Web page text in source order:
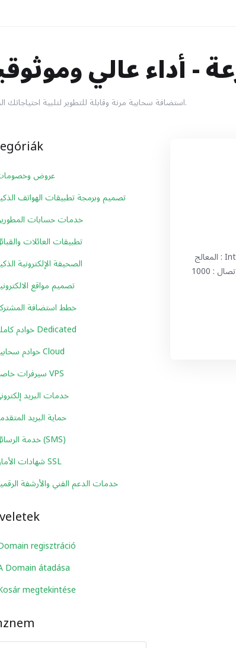
- أداء عالي
استضافة سحابية مرنة وقابلة للتطوير لتلبية احتياجاتك المُتغيرة.
عروض
تصميم وبرمجة تطبيقات الهواتف
خدمات حسابات
تطبيقات العائلات
الصحيفة الإلكترونية
تصميم مواقع
خطط استضافة
خوادم كاملة Dedicated
خوادم سحابية Cloud
سيرفرات خاصة VPS
خدمات البريد
حماية البريد
خدمة الرسائل (SMS)
شهادات الأمان SSL
خدمات الدعم الفني والأرشفة
regisztráció
Domain átadása
megtekintése
المعالج : Intel Xeon E3-1245V2 سعة الرام : 32 جيجا المساحة التخزينية 2 تيرا بايت كمية نقل البيانات :
غير محدود عدد الآيبيهات المتاحة : 2 سرعة الإتصال : 1000 Mbps نظام التشغيل : Linux - CentOS الخطة